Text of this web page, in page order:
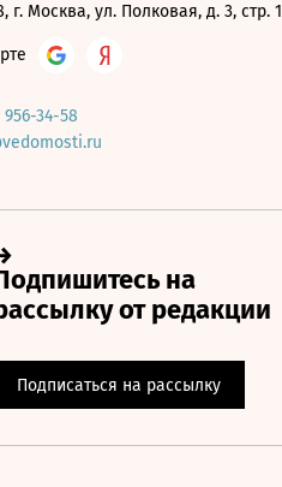
г. Москва, ул. Полковая, д. 3, стр. 1
956-34-58